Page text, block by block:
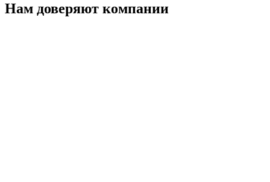
Нам доверяют компании